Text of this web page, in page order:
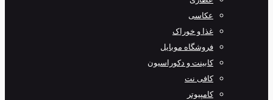
عکاسی
غذا و خوراک
فروشگاه موبایل
کابینت و دکوراسیون
کافی نت
کامپیوتر